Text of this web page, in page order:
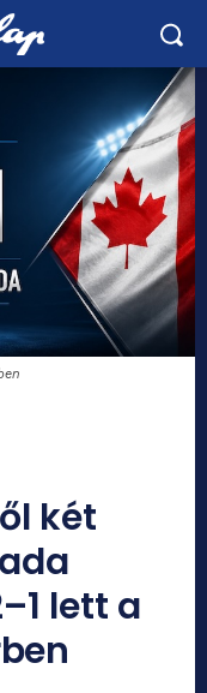
két
lett a